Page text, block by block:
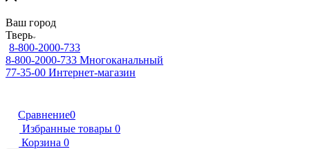
Ваш город
Тверь
8-800-2000-733
8-800-2000-733 Многоканальный
77-35-00 Интернет-магазин
Сравнение0
Избранные товары 0
Корзина 0